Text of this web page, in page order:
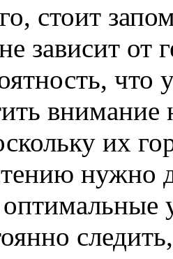
стоит
зависит от
что
внимание
их
нужно